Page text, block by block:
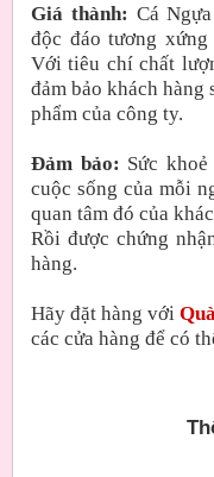
Giá thành: Cá
độc đáo tương
Với tiêu chí chất
đảm bảo khách
phẩm của công ty.
Đảm bảo: Sức
cuộc sống của mỗi
quan tâm đó của
Rồi được chứng
hàng.
Hãy đặt hàng với
các cửa hàng để có